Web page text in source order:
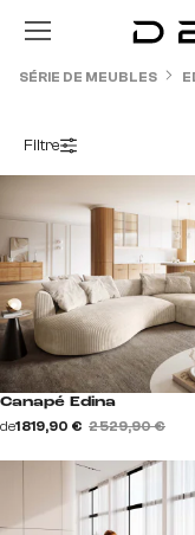
Passer au contenu
SÉRIE DE MEUBLES
Filtre
Canapé Edina
de1 819,90 € 2 529,90 €